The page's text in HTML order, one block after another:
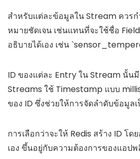
สำหรับแต่ละข้อมูลใน Stream ควร
หมายชัดเจน เช่นแทนที่จะใช้ชื่อ
อธิบายได้เอง เช่น
ID ของแต่ละ Entry ใน Stream นั้น
Streams ใช้ Timestamp แบบ
ของ ID ซึ่งช่วยให้การจัดลำดับข้อมูลเ
การเลือกว่าจะให้ Redis สร้าง ID โ
เอง ขึ้นอยู่กับความต้องการของแอปพ